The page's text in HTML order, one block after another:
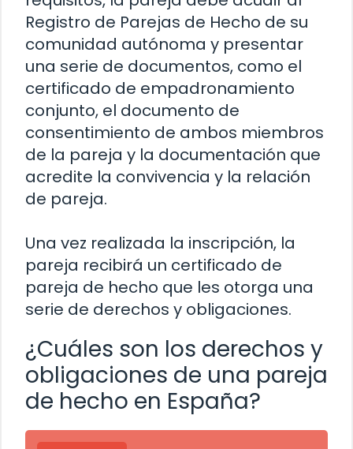
Registro de Parejas de Hecho de su
comunidad autónoma y presentar
una serie de documentos, como el
certificado de empadronamiento
conjunto, el documento de
consentimiento de ambos miembros
de la pareja y la documentación que
acredite la convivencia y la relación
de pareja.
Una vez realizada la inscripción, la
pareja recibirá un certificado de
pareja de hecho que les otorga una
serie de derechos y obligaciones.
¿Cuáles son los derechos y
obligaciones de una pareja
de hecho en España?